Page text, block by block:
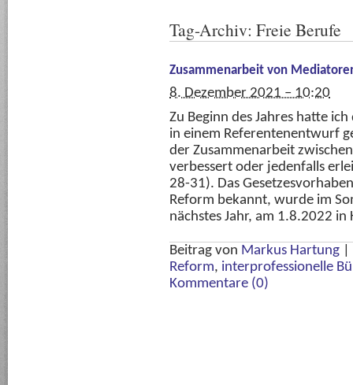
Tag-Archiv: Freie Berufe
Zusammenarbeit von
8. Dezember 2021 – 10:20
Zu Beginn des Jahres hatte
in einem Referentenentwurf
der Zusammenarbeit
verbessert oder jedenfalls
28-31). Das
Reform bekannt, wurde im
nächstes Jahr, am 1.8.2022
Beitrag von Markus Hartung
Reform, interprofessionelle
Kommentare (0)